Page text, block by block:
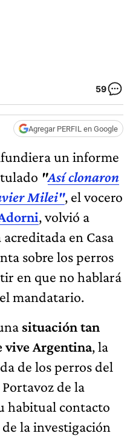
59
Agregar PERFIL en Google
un informe
"Así clonaron
Milei", el vocero
, volvió a
en Casa
sobre los perros
en que no hablará
mandatario.
situación tan
vive Argentina, la
de los perros del
de la
habitual contacto
la investigación